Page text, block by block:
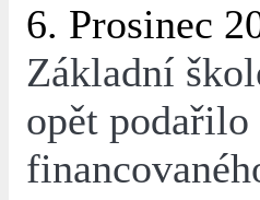
6. Prosinec
Základní
opět podařilo